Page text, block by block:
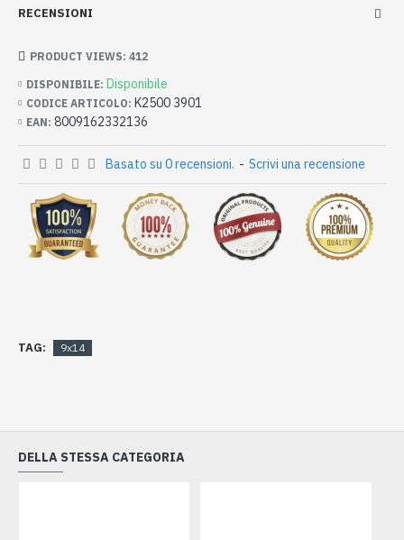
RECENSIONI
DISPONIBILE: Disponibile
CODICE ARTICOLO: K2500 3901
EAN: 8009162332136
PRODUCT VIEWS: 412
Basato su 0 recensioni. - Scrivi una recensione
TAG: 9x14
DELLA STESSA CATEGORIA